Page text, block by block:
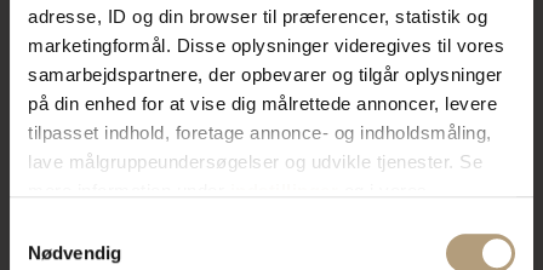
adresse, ID og din browser til præferencer, statistik og
marketingformål. Disse oplysninger videregives til vores
samarbejdspartnere, der opbevarer og tilgår oplysninger
på din enhed for at vise dig målrettede annoncer, levere
tilpasset indhold, foretage annonce- og indholdsmåling,
lave målgruppeundersøgelser og udvikle tjenester. Se
tilbage eller ændre indstillinger fra vores
Nødvendig
Vores brede sortiment forvandler dit rum med stil og
funktionalitet. Find tidløst design, æstetik, eller
farverigt interiør. Vi har skænke, TV-borde, bordben,
og mere, der afspejler din stil. Vores produkter
kombinerer skønhed og praktik for et hjem der